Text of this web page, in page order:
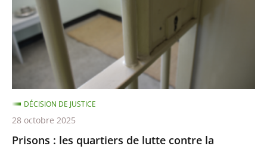
conseillè...
de
lutte
contre
la
criminalité
organisée
sont
légaux
Prisons : les quartiers de lutte contre la
DÉCISION DE JUSTICE
28 octobre 2025